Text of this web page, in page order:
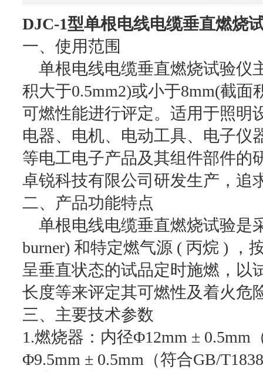
DJC-1型单根电线电缆垂直燃烧
一、使用范围
单根电线电缆垂直燃烧试验仪
积大于0.5mm2)或小于8mm(截
可燃性能进行评定。适用于照明
电器、电机、电动工具、电子仪
等电工电子产品及其组件部件的
卓锐科技有限公司研发生产，追
二、产品功能特点
单根电线电缆垂直燃烧试验是
burner) 和特定燃气源 ( 丙烷 ) ，
呈垂直状态的试品定时施燃，以
长度等来评定其可燃性及着火危
三、主要技术参数
1.燃烧器：内径Φ12mm ± 0.5mm
Φ9.5mm ± 0.5mm（符合GB/